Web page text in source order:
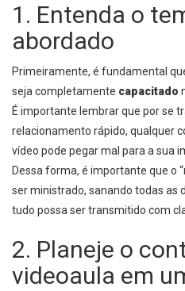
1. Entenda o
abordado
Primeiramente, é fundamental
seja completamente capacitado
É importante lembrar que por se
relacionamento rápido, qualquer
vídeo pode pegar mal para a sua
Dessa forma, é importante que o
ser ministrado, sanando todas as
tudo possa ser transmitido com
2. Planeje o
videoaula em